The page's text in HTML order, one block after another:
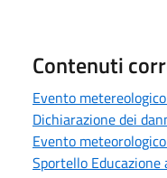
Contenuti
Evento
Dichiarazione dei
Evento
Sportello Educazione